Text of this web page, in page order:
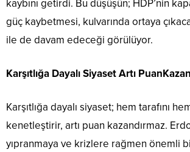
kaybını getirdi. Bu düşüşün; HDP’nin
güç kaybetmesi, kulvarında ortaya
ile de davam edeceği görülüyor.
Karşıtlığa Dayalı Siyaset Artı
Karşıtlığa dayalı siyaset; hem tarafını
kenetleştirir, artı puan kazandırmaz.
yıpranmaya ve krizlere rağmen önemli